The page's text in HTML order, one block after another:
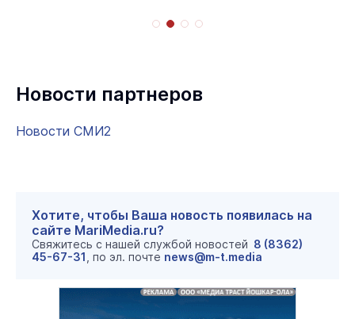
Новости партнеров
Новости СМИ2
Хотите, чтобы Ваша новость появилась на
сайте MariMedia.ru?
Свяжитесь с нашей службой новостей 8 (8362)
45-67-31 , по эл. почте news@m-t.media